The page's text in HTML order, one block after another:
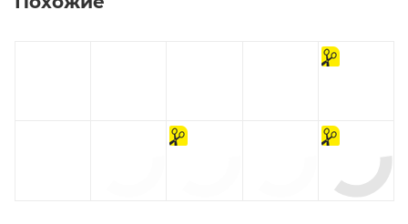
на
отрез
на
отрез
на
отрез